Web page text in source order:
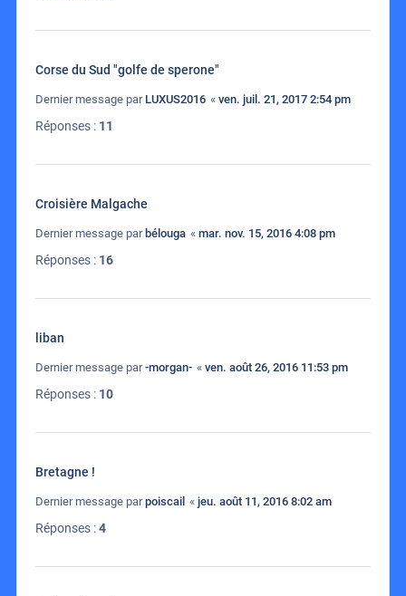
Corse du Sud "golfe de sperone"
Dernier message par LUXUS2016 « ven. juil. 21, 2017 2:54 pm
Réponses : 11
Croisière Malgache
Dernier message parbélouga « mar. nov. 15, 2016 4:08 pm
Réponses : 16
liban
Dernier message par-morgan- « ven. août 26, 2016 11:53 pm
Réponses : 10
Bretagne !
Dernier message parpoiscail « jeu. août 11, 2016 8:02 am
Réponses :4